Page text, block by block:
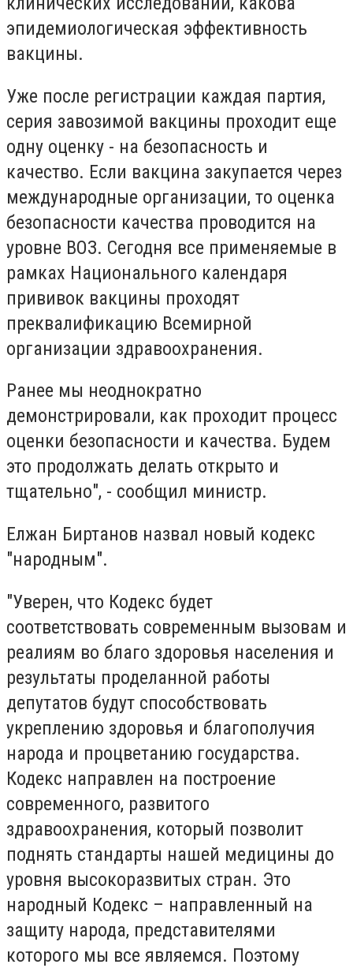
эпидемиологическая эффективность
вакцины.
Уже после регистрации каждая партия,
серия завозимой вакцины проходит еще
одну оценку - на безопасность и
качество. Если вакцина закупается через
международные организации, то оценка
безопасности качества проводится на
уровне ВОЗ. Сегодня все применяемые в
рамках Национального календаря
прививок вакцины проходят
преквалификацию Всемирной
организации здравоохранения.
Ранее мы неоднократно
демонстрировали, как проходит процесс
оценки безопасности и качества. Будем
это продолжать делать открыто и
тщательно", - сообщил министр.
Елжан Биртанов назвал новый кодекс
"народным".
"Уверен, что Кодекс будет
соответствовать современным вызовам и
реалиям во благо здоровья населения и
результаты проделанной работы
депутатов будут способствовать
укреплению здоровья и благополучия
народа и процветанию государства.
Кодекс направлен на построение
современного, развитого
здравоохранения, который позволит
поднять стандарты нашей медицины до
уровня высокоразвитых стран. Это
народный Кодекс – направленный на
защиту народа, представителями
которого мы все являемся. Поэтому